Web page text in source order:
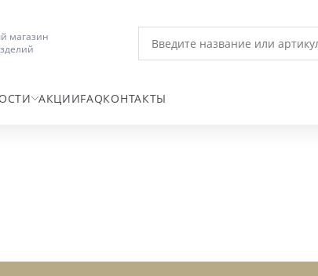
магазин
АКЦИИFAQКОНТАКТЫ